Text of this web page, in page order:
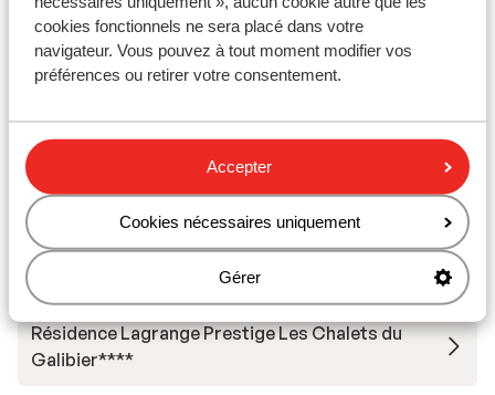
cookies fonctionnels ne sera placé dans votre
navigateur. Vous pouvez à tout moment modifier vos
préférences ou retirer votre consentement.
Accepter
Cookies nécessaires uniquement
Gérer
Résidence Village Club Les Angeliers
Résidence Les Chalets de Valoria
Résidence Les Chalets de Valoria - Prix exclusif
Résidence P&V Le Thabor
Résidence P&V Le Thabor - Prix exclusif
Résidence Lagrange Prestige Les Chalets du
Galibier****